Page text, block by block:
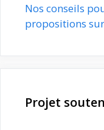
Nos conseils
propositions
Projet